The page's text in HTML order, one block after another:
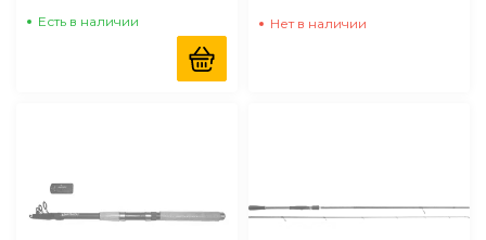
Есть в наличии Нет в наличии